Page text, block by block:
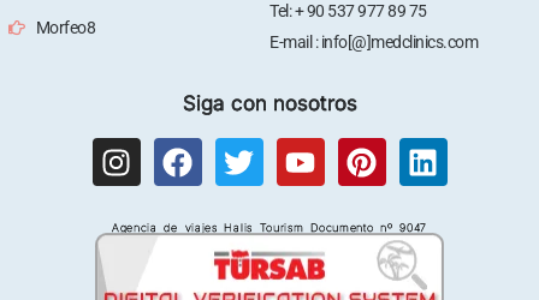
Morfeo8
Tel: + 90 537 977 89 75
E-mail : info[@]medclinics.com
Siga con nosotros
I
n
t
F
a
e
T
w
t
t
Y
o
t
u
P
i
t
e
L
i
k
e
Agencia de viajes Halis Tourism Documento nº 9047